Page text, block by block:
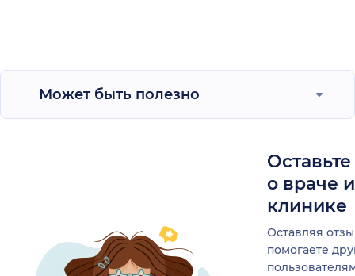
Может быть полезно
о враче
клинике
Оставляя
помогаете